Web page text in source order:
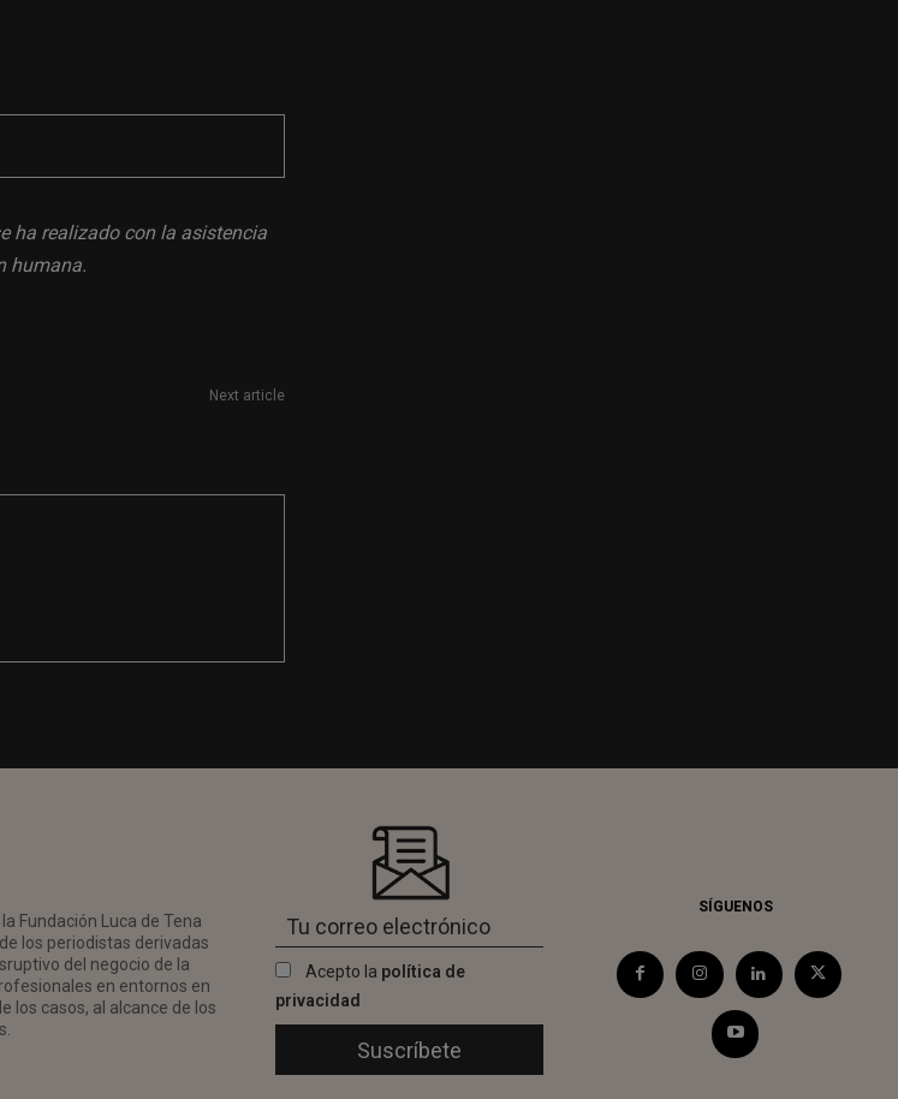
ha realizado con la asistencia
humana.
Next article
Fundación Luca de Tena
los periodistas derivadas
del negocio de la
en entornos en
los casos, al alcance de los
Acepto la política de
privacidad
SÍGUENOS